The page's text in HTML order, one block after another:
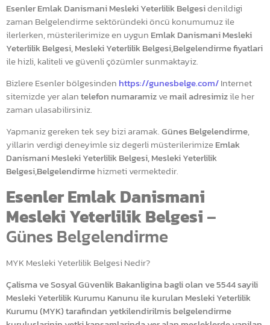
Esenler Emlak Danismani Mesleki Yeterlilik Belgesidenildigi
zaman Belgelendirme sektöründeki öncü konumumuz ile
ilerlerken, müsterilerimize en uygun Emlak Danismani Mesleki
Yeterlilik Belgesi, Mesleki Yeterlilik Belgesi,Belgelendirme fiyatlari
ile hizli, kaliteli ve güvenli çözümler sunmaktayiz.
Bizlere Esenler bölgesinden https://gunesbelge.com/Internet
sitemizde yer alantelefon numaramizvemail adresimizile her
zaman ulasabilirsiniz.
Yapmaniz gereken tek sey bizi aramak.Günes Belgelendirme,
yillarin verdigi deneyimle siz degerli müsterilerimizeEmlak
Danismani Mesleki Yeterlilik Belgesi, Mesleki Yeterlilik
Belgesi,Belgelendirmehizmeti vermektedir.
Esenler Emlak Danismani
Mesleki Yeterlilik Belgesi–
Günes Belgelendirme
MYK Mesleki Yeterlilik Belgesi Nedir?
Çalisma ve Sosyal Güvenlik Bakanligina bagli olan ve 5544 sayili
Mesleki Yeterlilik Kurumu Kanunu ile kurulan Mesleki Yeterlilik
Kurumu (MYK) tarafindan yetkilendirilmis belgelendirme